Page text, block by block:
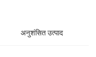
अनुशंसित उत्पाद